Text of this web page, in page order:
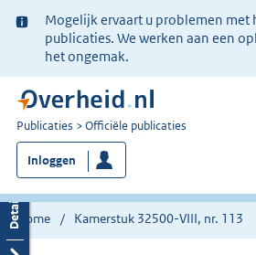
Ter
informatie:
Mogelijk ervaart u problemen met
publicaties. We werken aan een
het ongemak.
U
bent
nu
hier:
Publicaties Officiële publicaties
Inloggen
Home Kamerstuk 32500-VIII, nr. 113